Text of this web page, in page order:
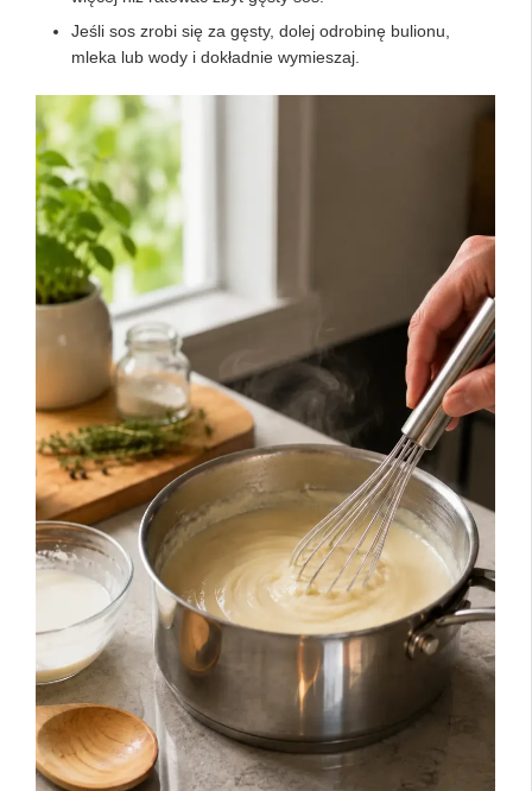
Jeśli sos zrobi się za gęsty, dolej odrobinę bulionu,
mleka lub wody i dokładnie wymieszaj.